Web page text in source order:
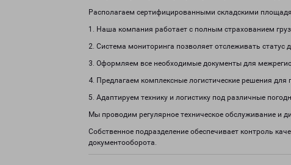
Располагаем сертифицированными складскими
1. Наша компания работает с полным страхованием
2. Система мониторинга позволяет отслеживать статус
3. Оформляем все необходимые документы для
4. Предлагаем комплексные логистические решения для
5. Адаптируем технику и логистику под различные
Мы проводим регулярное техническое обслуживание и
Собственное подразделение обеспечивает контроль
документооборота.